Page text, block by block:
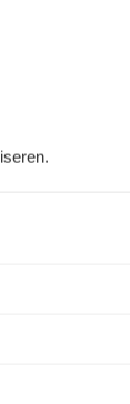
van
werking.